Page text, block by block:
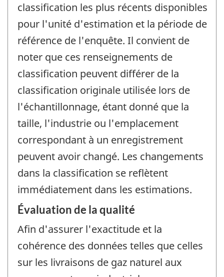
classification les plus récents disponibles
pour l'unité d'estimation et la période de
référence de l'enquête. Il convient de
noter que ces renseignements de
classification peuvent différer de la
classification originale utilisée lors de
l'échantillonnage, étant donné que la
taille, l'industrie ou l'emplacement
correspondant à un enregistrement
peuvent avoir changé. Les changements
dans la classification se reflètent
immédiatement dans les estimations.
Évaluation de la qualité
Afin d'assurer l'exactitude et la
cohérence des données telles que celles
sur les livraisons de gaz naturel aux